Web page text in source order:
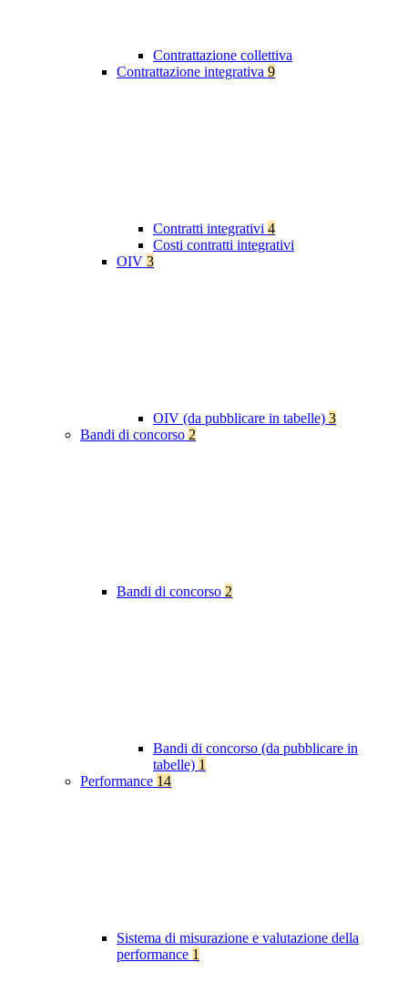
Contrattazione collettiva
Contrattazione integrativa 9
Contratti integrativi 4
Costi contratti integrativi
OIV 3
OIV (da pubblicare in tabelle) 3
Bandi di concorso 2
Bandi di concorso 2
Bandi di concorso (da pubblicare in
tabelle) 1
Performance 14
Sistema di misurazione e valutazione della
performance 1